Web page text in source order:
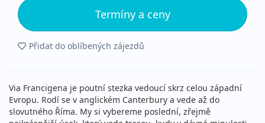
Termíny a ceny
Přidat do oblíbených zájezdů
Via Francigena je poutní stezka vedoucí skrz celou západní
Evropu. Rodí se v anglickém Canterbury a vede až do
slovutného Říma. My si vybereme poslední, zřejmě